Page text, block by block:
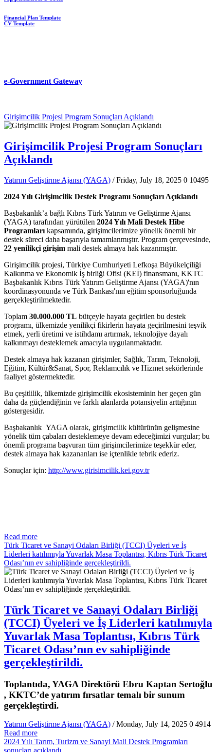
Financial Plan Template
CV Template
e-Government Gateway
Girişimcilik Projesi Program Sonuçları Açıklandı
Girişimcilik Projesi Program Sonuçları
Açıklandı
Yatırım Geliştirme Ajansı (YAGA) / Friday, July 18, 2025 0 10495
2024 Yılı Girişimcilik Destek Programı Sonuçları Açıklandı
Başbakanlık’a bağlı Kıbrıs Türk Yatırım ve Geliştirme Ajansı
(YAGA) tarafından yürütülen 2024 Yılı Mali Destek Hibe
Programları kapsamında, girişimcilerimize yönelik önemli bir
destek süreci daha başarıyla tamamlanmıştır. Program çerçevesinde,
22 yenilikçi girişim mali destek almaya hak kazanmıştır.
Girişimcilik projesi, Türkiye Cumhuriyeti Lefkoşa Büyükelçiliği
Kalkınma ve Ekonomik İş birliği Ofisi (KEİ) finansmanı, KKTC
Başbakanlık Kıbrıs Türk Yatırım Geliştirme Ajansı (YAGA)'nın
koordinasyonunda ve Türk Bankası'nın eğitim sponsorluğunda
gerçekleştirilmektedir.
Toplam 30.000.000 TL bütçeyle hayata geçirilen bu destek
programı, ülkemizde yenilikçi fikirlerin hayata geçirilmesini teşvik
etmek, yerli üretimi ve istihdamı artırmak, teknolojiye dayalı
kalkınmayı desteklemek amacıyla uygulanmaktadır.
Destek almaya hak kazanan girişimler, Sağlık, Tarım, Teknoloji,
Eğitim, Kültür&Sanat, Spor, Reklamcılık ve Hizmet sekörlerinde
faaliyet göstermektedir.
Bu çeşitlilik, ülkemizde girişimcilik ekosisteminin her geçen gün
daha da güçlendiğinin ve farklı alanlarda potansiyelin arttığının
göstergesidir.
Başbakanlık YAGA olarak, girişimcilik kültürünün gelişmesine
yönelik tüm çabaları desteklemeye devam edeceğimizi vurgular; bu
önemli programa başvuran tüm girişimcilerimize teşekkür eder,
destek almaya hak kazananları ise içtenlikle tebrik ederiz.
Sonuçlar için: http://www.girisimcilik.kei.gov.tr
Read more
Türk Ticaret ve Sanayi Odaları Birliği (TCCI) Üyeleri ve İş
Liderleri katılımıyla Yuvarlak Masa Toplantısı, Kıbrıs Türk Ticaret
Odası’nın ev sahipliğinde gerçekleştirildi.
Türk Ticaret ve Sanayi Odaları Birliği
(TCCI) Üyeleri ve İş Liderleri katılımıyla
Yuvarlak Masa Toplantısı, Kıbrıs Türk
Ticaret Odası’nın ev sahipliğinde
gerçekleştirildi.
Toplantıda, YAGA Direktörü Ebru Kaptan Sertoğlu
, KKTC’de yatırım fırsatlar temalı bir sunum
gerçekleştirdi.
Yatırım Geliştirme Ajansı (YAGA) / Monday, July 14, 2025 0 4914
Read more
2024 Yılı Tarım, Turizm ve Sanayi Mali Destek Programları